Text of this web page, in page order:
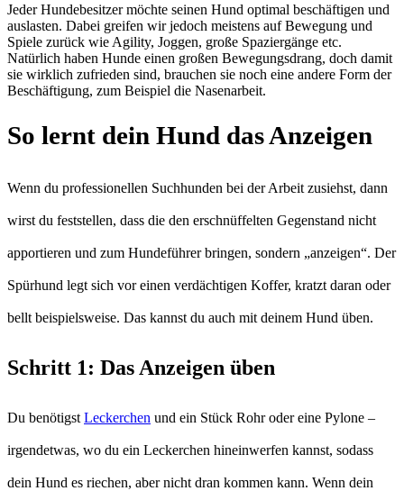
Jeder Hundebesitzer möchte seinen Hund optimal beschäftigen und
auslasten. Dabei greifen wir jedoch meistens auf Bewegung und
Spiele zurück wie Agility, Joggen, große Spaziergänge etc.
Natürlich haben Hunde einen großen Bewegungsdrang, doch damit
sie wirklich zufrieden sind, brauchen sie noch eine andere Form der
Beschäftigung, zum Beispiel die Nasenarbeit.
So lernt dein Hund das Anzeigen
Wenn du professionellen Suchhunden bei der Arbeit zusiehst, dann
wirst du feststellen, dass die den erschnüffelten Gegenstand nicht
apportieren und zum Hundeführer bringen, sondern „anzeigen“. Der
Spürhund legt sich vor einen verdächtigen Koffer, kratzt daran oder
bellt beispielsweise. Das kannst du auch mit deinem Hund üben.
Schritt 1: Das Anzeigen üben
Du benötigst Leckerchen und ein Stück Rohr oder eine Pylone –
irgendetwas, wo du ein Leckerchen hineinwerfen kannst, sodass
dein Hund es riechen, aber nicht dran kommen kann. Wenn dein